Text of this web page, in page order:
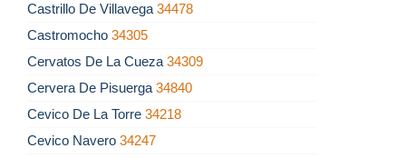
Castrillo De Villavega 34478
Castromocho 34305
Cervatos De La Cueza 34309
Cervera De Pisuerga 34840
Cevico De La Torre 34218
Cevico Navero 34247